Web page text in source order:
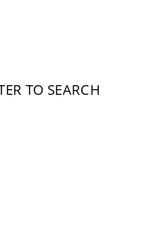
TO SEARCH